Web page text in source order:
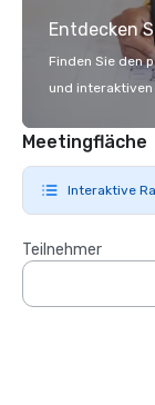
Entdecken
Finden Sie den
und
Meetingfläche
Interaktive
Teilnehmer